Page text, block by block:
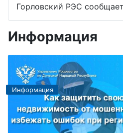
Горловский РЭС
Информация
Информация